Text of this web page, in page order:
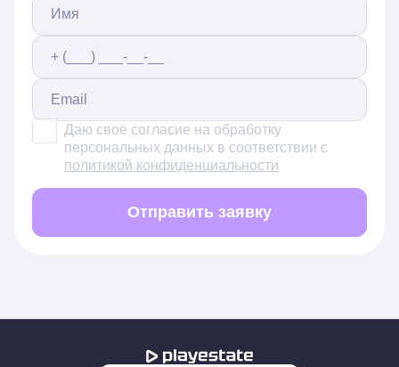
Даю своё согласие на обработку
персональных данных в соответствии с
политикой конфиденциальности
Отправить заявку